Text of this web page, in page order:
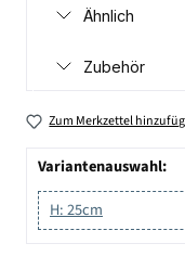
Ähnlich
Zubehör
Zum Merkzettel
Variantenauswahl:
H: 25cm